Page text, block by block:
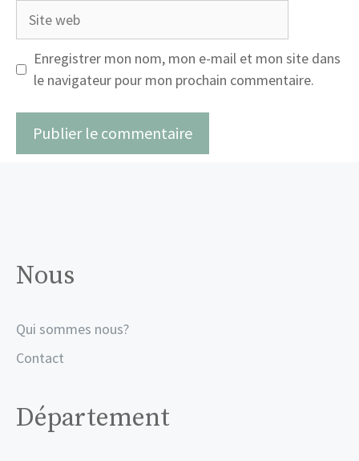
Site
Enregistrer mon nom, mon e-mail et mon site dans
le navigateur pour mon prochain commentaire.
Nous
Qui sommes nous?
Contact
Département